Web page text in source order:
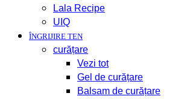
Lala Recipe
UIQ
ÎNGRIJIRE TEN
curățare
Vezi tot
Gel de curățare
Balsam de curățare